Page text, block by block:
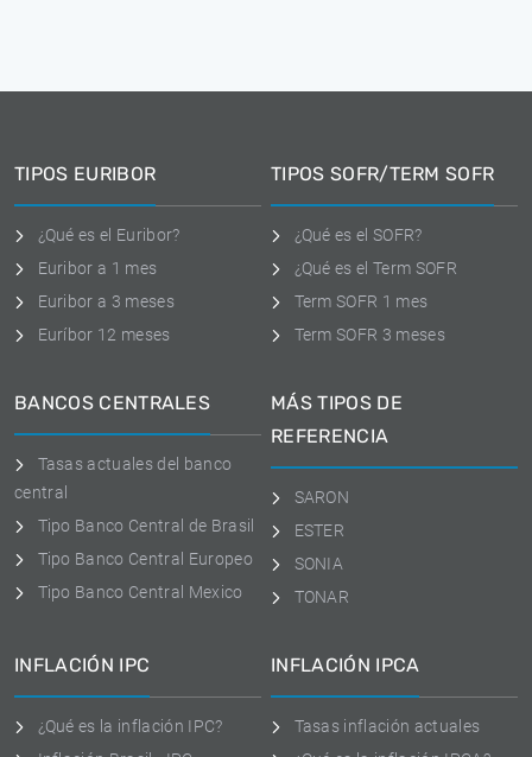
TIPOS EURIBOR
¿Qué es el Euribor?
Euribor a 1 mes
Euribor a 3 meses
Euríbor 12 meses
TIPOS SOFR/TERM SOFR
¿Qué es el SOFR?
¿Qué es el Term SOFR
Term SOFR 1 mes
Term SOFR 3 meses
BANCOS CENTRALES
Tasas actuales del banco
central
Tipo Banco Central de Brasil
Tipo Banco Central Europeo
Tipo Banco Central Mexico
MÁS TIPOS DE
REFERENCIA
SARON
ESTER
SONIA
TONAR
INFLACIÓN IPC
¿Qué es la inflación IPC?
INFLACIÓN IPCA
Tasas inflación actuales